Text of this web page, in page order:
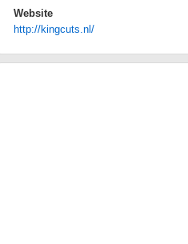
Website
http://kingcuts.nl/